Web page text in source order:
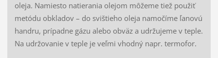
oleja. Namiesto natierania olejom môžeme tiež použiť
metódu obkladov – do svištieho oleja namočíme ľanovú
handru, prípadne gázu alebo obväz a udržujeme v teple.
Na udržovanie v teple je veľmi vhodný napr. termofor.